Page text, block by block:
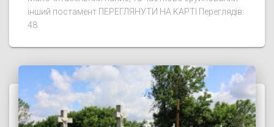
інший постамент ПЕРЕГЛЯНУТИ НА КАРТІ Переглядів:
48